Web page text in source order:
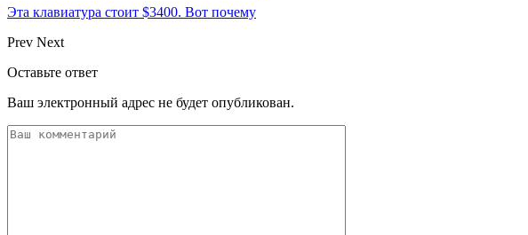
Эта клавиатура стоит $3400. Вот почему
Prev Next
Оставьте ответ
Ваш электронный адрес не будет опубликован.